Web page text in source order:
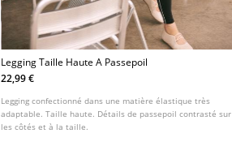
Legging Taille Haute A Passepoil
22,99 €
Legging confectionné dans une matière élastique très
adaptable. Taille haute. Détails de passepoil contrasté sur
les côtés et à la taille.